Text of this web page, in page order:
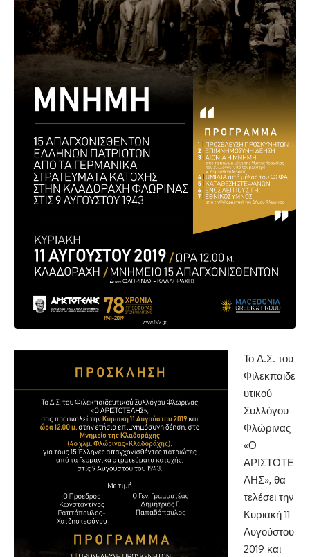
Το Δ.Σ. του
Φιλεκπαιδε
υτικού
Συλλόγου
Φλώρινας
«Ο
ΑΡΙΣΤΟΤΕ
ΛΗΣ», θα
τελέσει την
Κυριακή 11
Αυγούστου
2019 και